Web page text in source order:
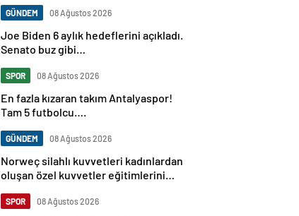
GÜNDEM 08 Ağustos 2026
Joe Biden 6 aylık hedeflerini açıkladı.
Senato buz gibi…
SPOR 08 Ağustos 2026
En fazla kızaran takım Antalyaspor!
Tam 5 futbolcu….
GÜNDEM 08 Ağustos 2026
Norweç silahlı kuvvetleri kadınlardan
oluşan özel kuvvetler eğitimlerini
SPOR 08 Ağustos 2026